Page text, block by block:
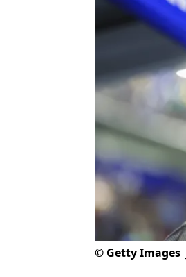
© Getty Images